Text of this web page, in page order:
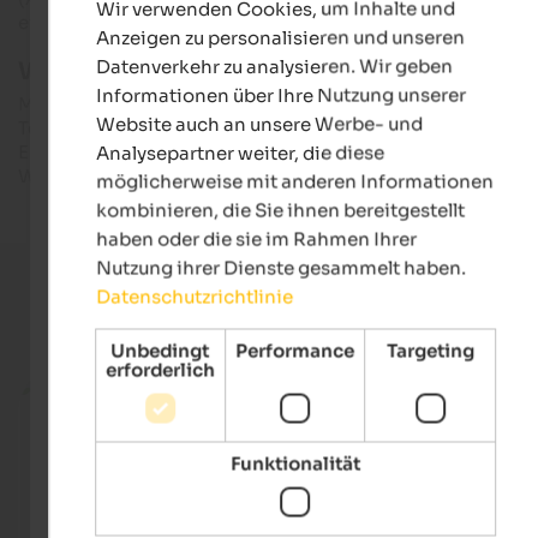
einige weitere Veranstaltungenorganisiert.
Weitere Infos & Öffnungszeiten:
Mineralienmuseum Teis
Tel. +39 0472 844 522
E-Mail: info@mineralienmuseum-teis.it
Web: www.mineralienmuseum-teis.it
Aktuelle Urlaubsangebote
GERMAN
Wir verwenden Cookies, um Inhalte und
Anzeigen zu personalisieren und unseren
Datenverkehr zu analysieren. Wir geben
Informationen über Ihre Nutzung unserer
Website auch an unsere Werbe- und
Analysepartner weiter, die diese
möglicherweise mit anderen Informationen
kombinieren, die Sie ihnen bereitgestellt
haben oder die sie im Rahmen Ihrer
Nutzung ihrer Dienste gesammelt haben.
Datenschutzrichtlinie
Unbedingt
erforderlich
Performance Targeting
Funktionalität